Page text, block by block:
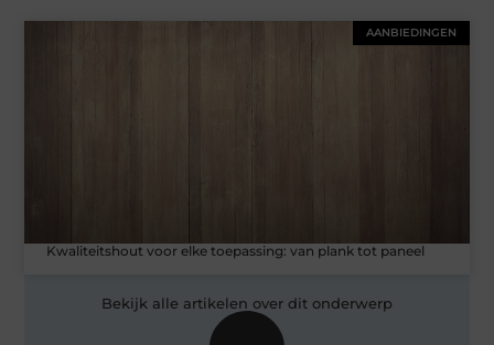
AANBIEDINGEN
Kwaliteitshout voor elke toepassing: van plank tot paneel
Bekijk alle artikelen over dit onderwerp